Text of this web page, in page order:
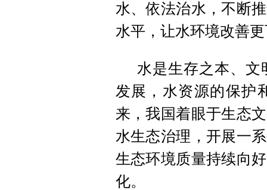
水、依法治水，不断
水平，让水环境改善
水是生存之本、
发展，水资源的保护
来，我国着眼于生态
水生态治理，开展一
生态环境质量持续向
化。